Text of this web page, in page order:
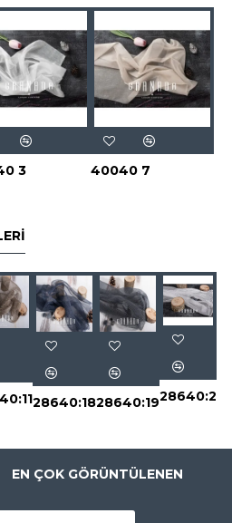
3 40040 7
28640:1828640:1928640:2
EN ÇOK GÖRÜNTÜLENEN